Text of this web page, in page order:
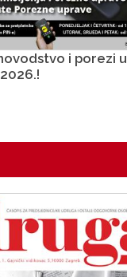
i porezi u